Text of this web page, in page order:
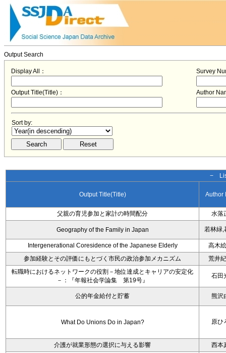
Output Search
Display All： Survey
Output Title(Title)： Author
Sort by:
−
Output Title(Title) Author
父親の育児参加と家計の時間配分 水落
Geography of the Family in Japan 若林緑,
Intergenerational Coresidence of the Japanese Elderly
高木
参加経験とその評価にもとづく市民の政治参加メカニズム
荒井
転職時におけるネットワークの役割－地位達成とキャリアの安定化
－：『年報社会学論集 第19号』
石田
公的年金給付と貯蓄 熊沢
What Do Unions Do in Japan? 原ひ
介護が就業形態の選択に与える影響 西本